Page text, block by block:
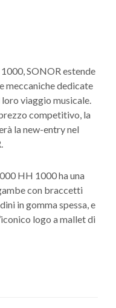
SONOR estende
meccaniche dedicate
viaggio musicale.
competitivo, la
la new-entry nel
HH 1000 ha una
con braccetti
in gomma spessa, e
logo a mallet di